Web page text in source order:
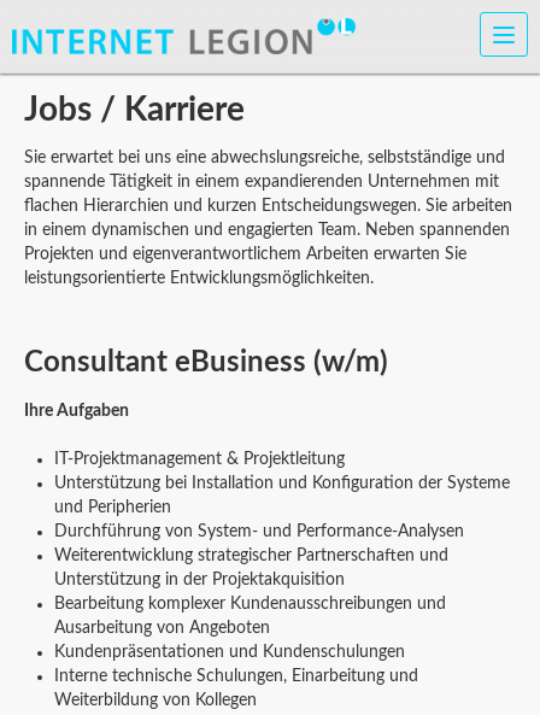
Zurück
Jobs / Karriere
Sie erwartet bei uns eine abwechslungsreiche, selbstständige und
spannende Tätigkeit in einem expandierenden Unternehmen mit
flachen Hierarchien und kurzen Entscheidungswegen. Sie arbeiten
in einem dynamischen und engagierten Team. Neben spannenden
Projekten und eigenverantwortlichem Arbeiten erwarten Sie
leistungsorientierte Entwicklungsmöglichkeiten.
Consultant eBusiness (w/m)
Ihre Aufgaben
IT-Projektmanagement & Projektleitung
Unterstützung bei Installation und Konfiguration der Systeme
und Peripherien
Durchführung von System- und Performance-Analysen
Weiterentwicklung strategischer Partnerschaften und
Unterstützung in der Projektakquisition
Bearbeitung komplexer Kundenausschreibungen und
Ausarbeitung von Angeboten
Kundenpräsentationen und Kundenschulungen
Interne technische Schulungen, Einarbeitung und
Weiterbildung von Kollegen